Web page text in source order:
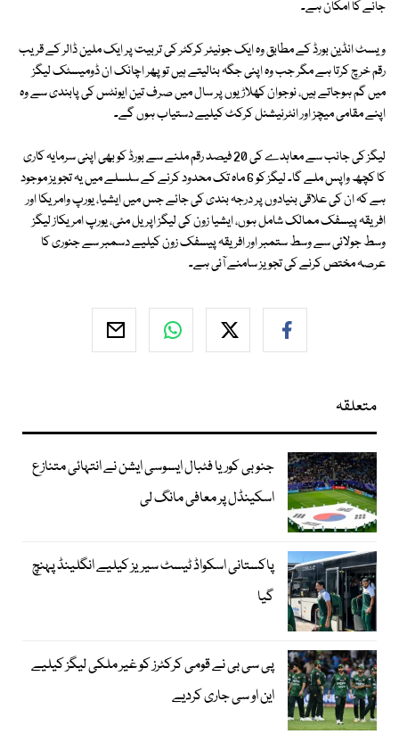
جانے کا امکان ہے۔
ویسٹ انڈین بورڈ کے مطابق وہ ایک جونیئر کرکٹر کی تربیت پر ایک ملین ڈالر کے قریب
رقم خرچ کرتا ہے مگر جب وہ اپنی جگہ بنالیتے ہیں تو پھر اچانک ان ڈومیسٹک لیگز
میں گم ہوجاتے ہیں، نوجوان کھلاڑیوں پر سال میں صرف تین ایونٹس کی پابندی سے وہ
اپنے مقامی میچز اور انٹرنیشنل کرکٹ کیلیے دستیاب ہوں گے۔
لیگز کی جانب سے معاہدے کی 20 فیصد رقم ملنے سے بورڈ کو بھی اپنی سرمایہ کاری
کا کچھ واپس ملے گا۔ لیگز کو 6 ماہ تک محدود کرنے کے سلسلے میں یہ تجویز موجود
ہے کہ ان کی علاقی بنیادوں پر درجہ بندی کی جائے جس میں ایشیا، یورپ وامریکا اور
افریقہ پیسفک ممالک شامل ہوں، ایشیا زون کی لیگز اپریل مئی، یورپ امریکاز لیگز
وسط جولائی سے وسط ستمبر اور افریقہ پیسفک زون کیلیے دسمبر سے جنوری کا
عرصہ مختص کرنے کی تجویز سامنے آئی ہے۔
متعلقہ
جنوبی کوریا فٹبال ایسوسی ایشن نے انتہائی متنازع
اسکینڈل پر معافی مانگ لی
پاکستانی اسکواڈ ٹیسٹ سیریز کیلیے انگلینڈ پہنچ
گیا
پی سی بی نے قومی کرکٹرز کو غیر ملکی لیگز کیلیے
این او سی جاری کردیے